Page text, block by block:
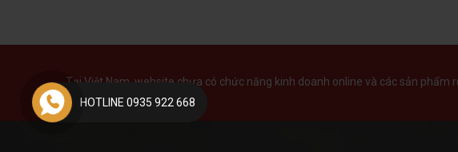
Tại Việt Nam, website chưa có chức năng kinh doanh online và các sản phẩm
HOTLINE 0935 922 668